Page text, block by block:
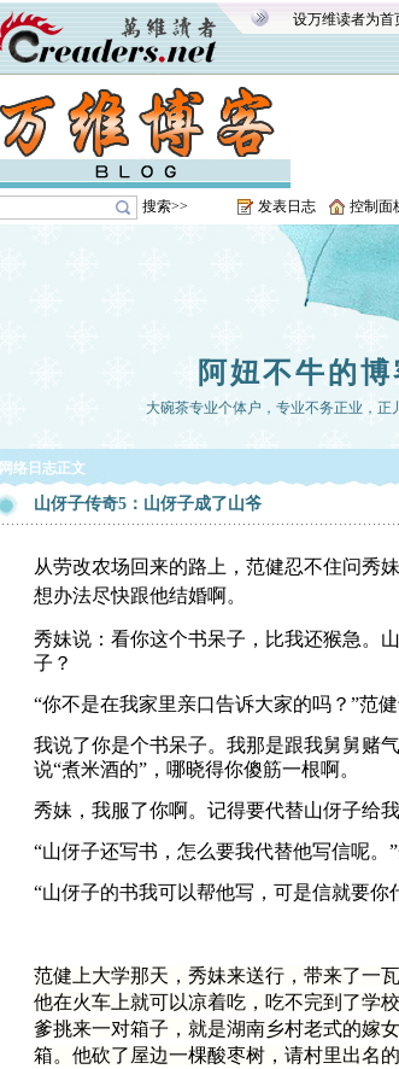
设万维读者为首
搜索>> 发表日志 控制面
阿妞不牛的博
大碗茶专业个体户，专业不务正业，正
网络日志正文
山伢子传奇5：山伢子成了山爷
从劳改农场回来的路上，范健忍不住问秀
想办法尽快跟他结婚啊。
秀妹说：看你这个书呆子，比我还猴急。
子？
“你不是在我家里亲口告诉大家的吗？”范健
我说了你是个书呆子。我那是跟我舅舅赌
说“煮米酒的”，哪晓得你傻筋一根啊。
秀妹，我服了你啊。记得要代替山伢子给我
“山伢子还写书，怎么要我代替他写信呢。”
“山伢子的书我可以帮他写，可是信就要你
范健上大学那天，秀妹来送行，带来了一
他在火车上就可以凉着吃，吃不完到了学
爹挑来一对箱子，就是湖南乡村老式的嫁
箱。他砍了屋边一棵酸枣树，请村里出名